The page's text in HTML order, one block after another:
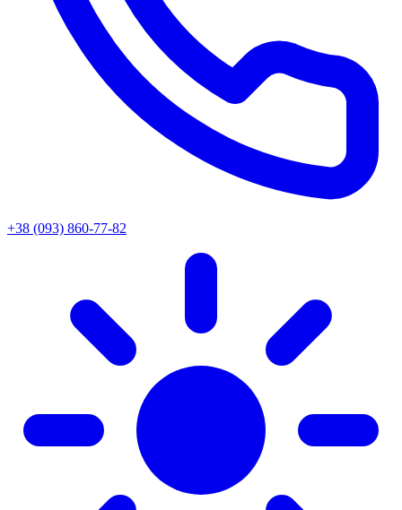
+38 (093) 860-77-82